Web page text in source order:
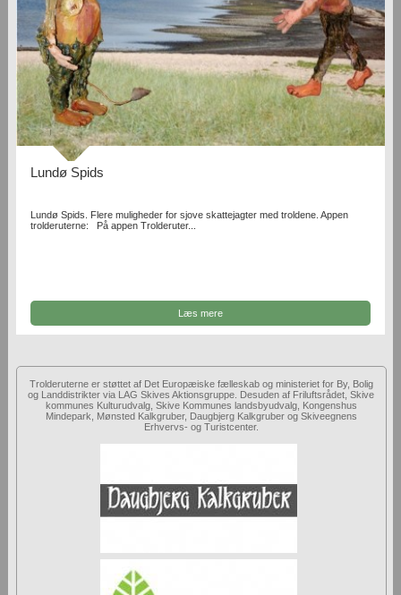
Lundø Spids
Lundø Spids. Flere muligheder for sjove skattejagter med troldene. Appen
trolderuterne: På appen Trolderuter...
Læs mere
Trolderuterne er støttet af Det Europæiske fælleskab og ministeriet for By, Bolig
og Landdistrikter via LAG Skives Aktionsgruppe. Desuden af Friluftsrådet, Skive
kommunes Kulturudvalg, Skive Kommunes landsbyudvalg, Kongenshus
Mindepark, Mønsted Kalkgruber, Daugbjerg Kalkgruber og Skiveegnens
Erhvervs- og Turistcenter.